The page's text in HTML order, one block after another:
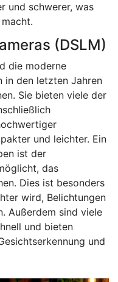
und schwerer, was
(DSLM)
die moderne
in den letzten Jahren
Sie bieten viele der
und leichter. Ein
ist der
das
Dies ist besonders
wird, Belichtungen
Außerdem sind viele
und bieten
und